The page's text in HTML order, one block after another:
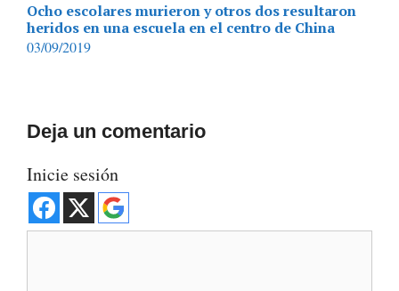
Ocho escolares murieron y otros dos resultaron
heridos en una escuela en el centro de China
03/09/2019
Deja un comentario
Inicie sesión